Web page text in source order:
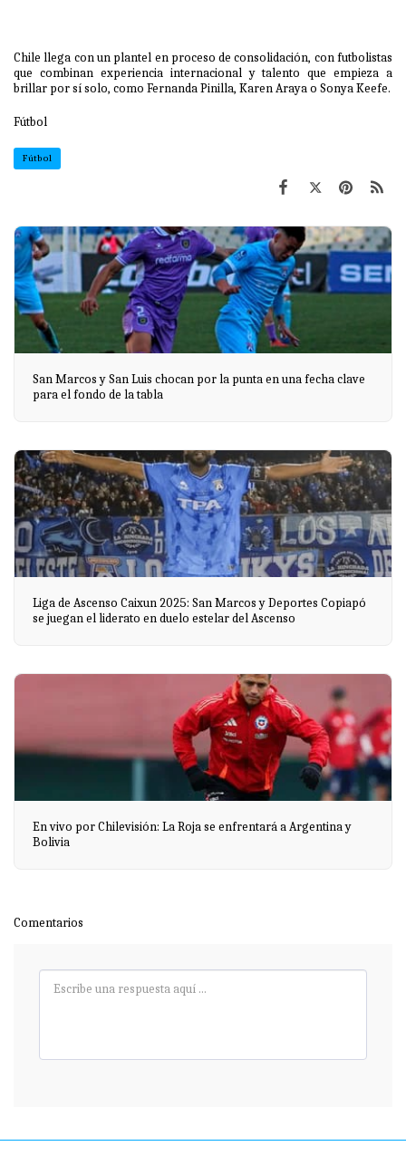
Chile llega con un plantel en proceso de consolidación, con futbolistas
que combinan experiencia internacional y talento que empieza a
brillar por sí solo, como Fernanda Pinilla, Karen Araya o Sonya Keefe.
Fútbol
Fútbol
San Marcos y San Luis chocan por la punta en una fecha clave
para el fondo de la tabla
Liga de Ascenso Caixun 2025: San Marcos y Deportes Copiapó
se juegan el liderato en duelo estelar del Ascenso
En vivo por Chilevisión: La Roja se enfrentará a Argentina y
Bolivia
Comentarios